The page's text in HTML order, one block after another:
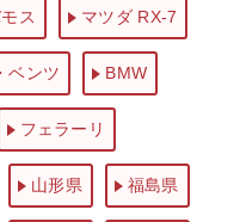
ス マツダ RX-7
ベンツ BMW
フェラーリ
山形県 福島県